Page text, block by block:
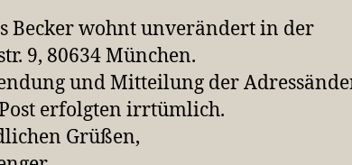
Becker wohnt unverändert in der
9, 80634 München.
und Mitteilung der
erfolgten irrtümlich.
Grüßen,